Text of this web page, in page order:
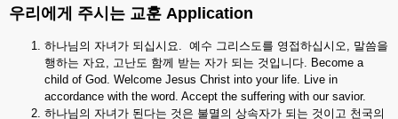
우리에게 주시는 교훈 Application
하나님의 자녀가 되십시요. 예수 그리스도를 영접하십시오, 말씀을
행하는 자요, 고난도 함께 받는 자가 되는 것입니다. Become a
child of God. Welcome Jesus Christ into your life. Live in
accordance with the word. Accept the suffering with our savior.
하나님의 자녀가 된다는 것은 불멸의 상속자가 되는 것이고 천국의